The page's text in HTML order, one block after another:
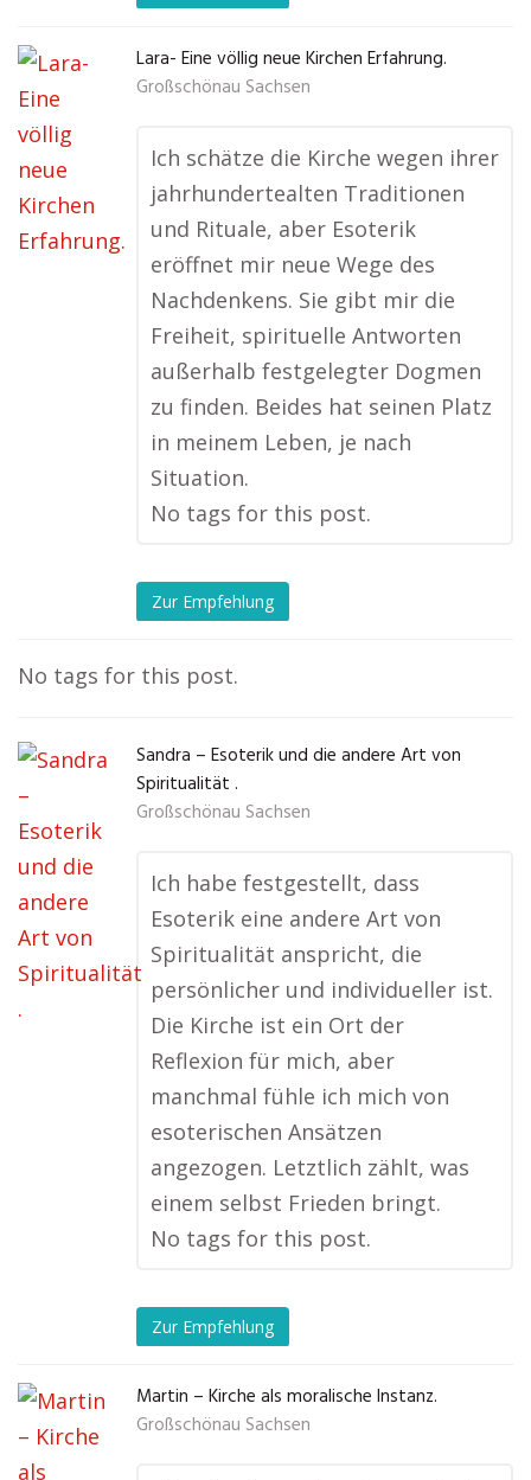
Lara- Eine völlig neue Kirchen Erfahrung.
Großschönau Sachsen
Ich schätze die Kirche wegen ihrer
jahrhundertealten Traditionen
und Rituale, aber Esoterik
eröffnet mir neue Wege des
Nachdenkens. Sie gibt mir die
Freiheit, spirituelle Antworten
außerhalb festgelegter Dogmen
zu finden. Beides hat seinen Platz
in meinem Leben, je nach
Situation.
No tags for this post.
Zur Empfehlung
No tags for this post.
Sandra – Esoterik und die andere Art von
Spiritualität .
Großschönau Sachsen
Ich habe festgestellt, dass
Esoterik eine andere Art von
Spiritualität anspricht, die
persönlicher und individueller ist.
Die Kirche ist ein Ort der
Reflexion für mich, aber
manchmal fühle ich mich von
esoterischen Ansätzen
angezogen. Letztlich zählt, was
einem selbst Frieden bringt.
No tags for this post.
Zur Empfehlung
Martin – Kirche als moralische Instanz.
Großschönau Sachsen